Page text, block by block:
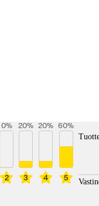
2
0%
3
20%
4
20%
5
60%